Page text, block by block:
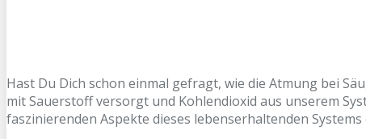
Hast Du Dich schon einmal gefragt, wie die Atmung bei
mit Sauerstoff versorgt und Kohlendioxid aus unserem
faszinierenden Aspekte dieses lebenserhaltenden